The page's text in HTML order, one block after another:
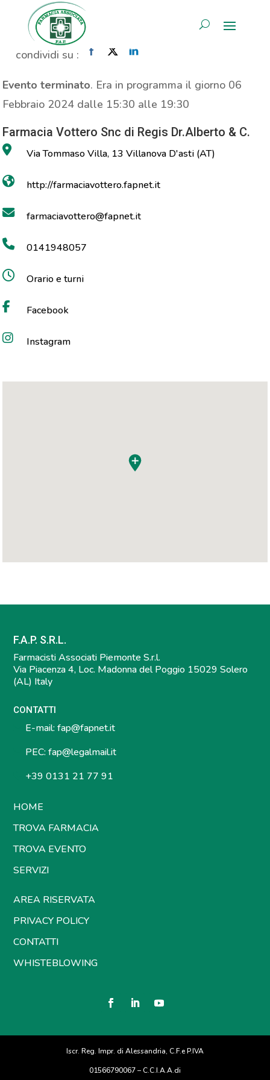
AREA RISERVATA
Consulenza Nutrizionale
Home» Evento» Consulenza Nutrizionale
condividi su :
Evento terminato. Era in programma il giorno 06
Febbraio 2024 dalle 15:30 alle 19:30
Farmacia Vottero Snc di Regis Dr.Alberto & C.
Via Tommaso Villa, 13 Villanova D'asti (AT)
http://farmaciavottero.fapnet.it
farmaciavottero@fapnet.it
0141948057
Orario e turni
Facebook
Instagram
F.A.P. S.R.L.
Farmacisti Associati Piemonte S.r.l.
Via Piacenza 4, Loc. Madonna del Poggio 15029 Solero
(AL) Italy
CONTATTI
E-mail: fap@fapnet.it
PEC: fap@legalmail.it
+39 0131 21 77 91
HOME
TROVA FARMACIA
TROVA EVENTO
SERVIZI
AREA RISERVATA
PRIVACY POLICY
CONTATTI
WHISTEBLOWING
Iscr. Reg. Impr. di Alessandria, C.F.e P.IVA
01566790067 – C.C.I.A.A.di